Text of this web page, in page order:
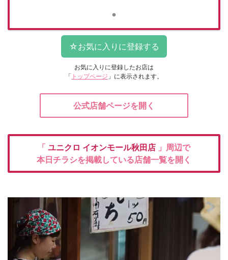
お気に入りに登録したお店は
「 トップページ 」に表示されます。
公式店舗ページを開く
「 ユニクロ イオンモール秋田店 」周辺で
本日チラシを掲載している店舗一覧を開く